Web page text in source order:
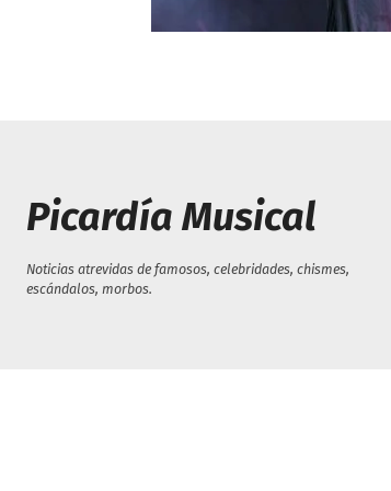
Picardía Musical
Noticias atrevidas de famosos, celebridades, chismes,
escándalos, morbos.